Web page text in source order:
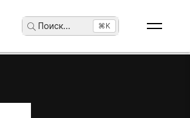
Поиск... ⌘K